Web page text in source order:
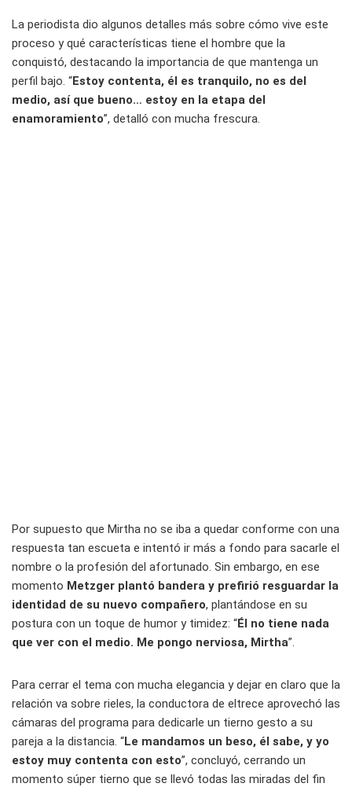
La periodista dio algunos detalles más sobre cómo vive este
proceso y qué características tiene el hombre que la
conquistó, destacando la importancia de que mantenga un
perfil bajo. “Estoy contenta, él es tranquilo, no es del
medio, así que bueno… estoy en la etapa del
enamoramiento”, detalló con mucha frescura.
Por supuesto que Mirtha no se iba a quedar conforme con una
respuesta tan escueta e intentó ir más a fondo para sacarle el
nombre o la profesión del afortunado. Sin embargo, en ese
momento Metzger plantó bandera y prefirió resguardar la
identidad de su nuevo compañero, plantándose en su
postura con un toque de humor y timidez: “Él no tiene nada
que ver con el medio. Me pongo nerviosa, Mirtha”.
Para cerrar el tema con mucha elegancia y dejar en claro que la
relación va sobre rieles, la conductora de eltrece aprovechó las
cámaras del programa para dedicarle un tierno gesto a su
pareja a la distancia. “Le mandamos un beso, él sabe, y yo
estoy muy contenta con esto”, concluyó, cerrando un
momento súper tierno que se llevó todas las miradas del fin